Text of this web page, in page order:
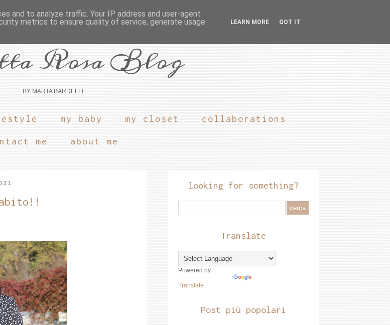
Rosa Blog
BY MARTA BARDELLI
my baby my closet collaborations
me about me
looking for something?
Translate
Powered by
Translate
Post più popolari
and to analyze traffic. Your IP address and user-agent
metrics to ensure quality of service, generate usage
LEARN MORE GOT IT